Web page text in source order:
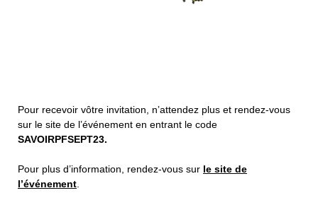
Pour recevoir vôtre invitation, n’attendez plus et rendez-vous
sur le site de l’événement en entrant le code
SAVOIRPFSEPT23.
Pour plus d’information, rendez-vous sur le site de
l’événement